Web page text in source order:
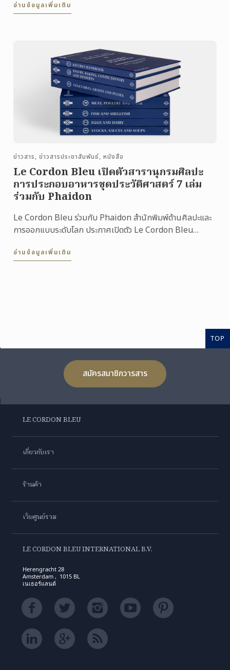
อ่านข้อมูลเพิ่มเติม
ข่าวสาร, ข่าวสารประชาสัมพันธ์, หนังสือ
Le Cordon Bleu เปิดตัวสารานุกรมศิลปะ
การประกอบอาหารชุดประวัติศาสตร์ 7 เล่ม
ร่วมกับ Phaidon
Le Cordon Bleu ร่วมกับ Phaidon สำนักพิมพ์ด้านศิลปะและ
การออกแบบระดับโลก ประกาศเปิดตัว Le Cordon Bleu
อ่านข้อมูลเพิ่มเติม
TOP
สมัครสมาชิกวารสาร
LE CORDON BLEU
เกี่ยวกับเรา
ร้านค้า
เว็บศูนย์รวม
LE CORDON BLEU INTERNATIONAL B.V.
Herengracht 28
Amsterdam , 1015 BL
เนเธอร์แลนด์